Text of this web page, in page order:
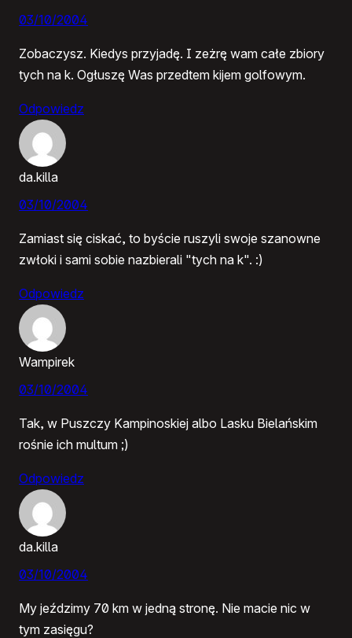
03/10/2004
Zobaczysz. Kiedys przyjadę. I zeżrę wam całe zbiory
tych na k. Ogłuszę Was przedtem kijem golfowym.
Odpowiedz
da.killa
03/10/2004
Zamiast się ciskać, to byście ruszyli swoje szanowne
zwłoki i sami sobie nazbierali "tych na k". :)
Odpowiedz
Wampirek
03/10/2004
Tak, w Puszczy Kampinoskiej albo Lasku Bielańskim
rośnie ich multum ;)
Odpowiedz
da.killa
03/10/2004
My jeździmy 70 km w jedną stronę. Nie macie nic w
tym zasięgu?